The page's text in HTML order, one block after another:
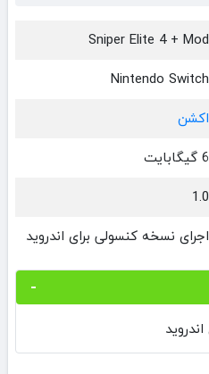
Sniper Elite 4 + Mod
Nintendo Switch
اکشن
6 گیگابایت
1.0
اجرای نسخه کنسولی برای اندروید